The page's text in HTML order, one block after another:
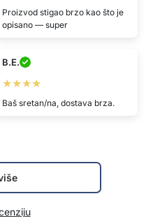
Proizvod stigao brzo kao što je
opisano — super
B.E.
★★★★
Baš sretan/na, dostava brza.